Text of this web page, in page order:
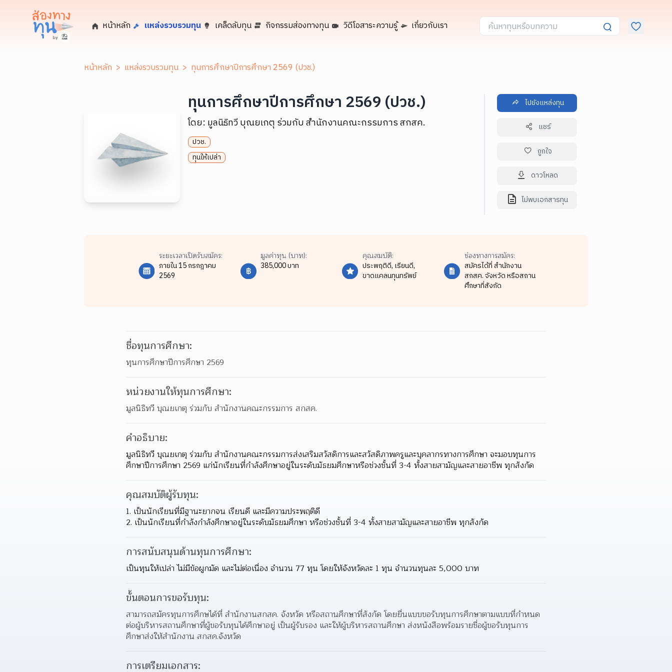
หน้าหลัก แหล่งรวบรวมทุน เคล็ดลับทุน กิจกรรมส่องทางทุน วิดีโอสาระความรู้ เกี่ยวกับเรา
หน้าหลัก > แหล่งรวบรวมทุน > ทุนการศึกษาปีการศึกษา 2569 (ปวช.)
ทุนการศึกษาปีการศึกษา 2569 (ปวช.)
โดย: มูลนิธิทวี บุณยเกตุ ร่วมกับ สำนักงานคณะกรรมการ สกสค.
ปวช.
ทุนให้เปล่า
ไปยังแหล่งทุน
แชร์
ถูกใจ
ดาวโหลด
ไม่พบเอกสารทุน
ระยะเวลาเปิดรับสมัคร:
ภายใน 15 กรกฎาคม
2569
มูลค่าทุน (บาท):
385,000 บาท
คุณสมบัติ:
ประพฤติดี, เรียนดี,
ขาดแคลนทุนทรัพย์
ช่องทางการสมัคร:
สมัครได้ที่ สำนักงาน
สกสค. จังหวัด หรือสถาน
ศึกษาที่สังกัด
ชื่อทุนการศึกษา:
ทุนการศึกษาปีการศึกษา 2569
หน่วยงานให้ทุนการศึกษา:
มูลนิธิทวี บุณยเกตุ ร่วมกับ สำนักงานคณะกรรมการ สกสค.
คำอธิบาย:
มูลนิธิทวี บุณยเกตุ ร่วมกับ สำนักงานคณะกรรมการส่งเสริมสวัสดิการและสวัสดิภาพครูและบุคลากรทางการศึกษา จะมอบทุนการ
ศึกษาปีการศึกษา 2569 แก่นักเรียนที่กำลังศึกษาอยู่ในระดับมัธยมศึกษาหรือช่วงชั้นที่ 3-4 ทั้งสายสามัญและสายอาชีพ ทุกสังกัด
คุณสมบัติผู้รับทุน:
1. เป็นนักเรียนที่มีฐานะยากจน เรียนดี และมีความประพฤติดี
2. เป็นนักเรียนที่กำลังกำลังศึกษาอยู่ในระดับมัธยมศึกษา หรือช่วงชั้นที่ 3-4 ทั้งสายสามัญและสายอาชีพ ทุกสังกัด
การสนับสนุนด้านทุนการศึกษา:
เป็นทุนให้เปล่า ไม่มีข้อผูกมัด และไม่ต่อเนื่อง จำนวน 77 ทุน โดยให้จังหวัดละ 1 ทุน จำนวนทุนละ 5,000 บาท
ขั้นตอนการขอรับทุน:
สามารถสมัครทุนการศึกษได้ที่ สำนักงานสกสค. จังหวัด หรือสถานศึกษาที่สังกัด โดยยื่นแบบขอรับทุนการศึกษาตามแบบที่กำหนด
ต่อผู้บริหารสถานศึกษาที่ผู้ขอรับทุนได้ศึกษาอยู่ เป็นผู้รับรอง และให้ผู้บริหารสถานศึกษา ส่งหนังสือพร้อมรายชื่อผู้ขอรับทุนการ
ศึกษาส่งให้สำนักงาน สกสค.จังหวัด
การเตรียมเอกสาร: